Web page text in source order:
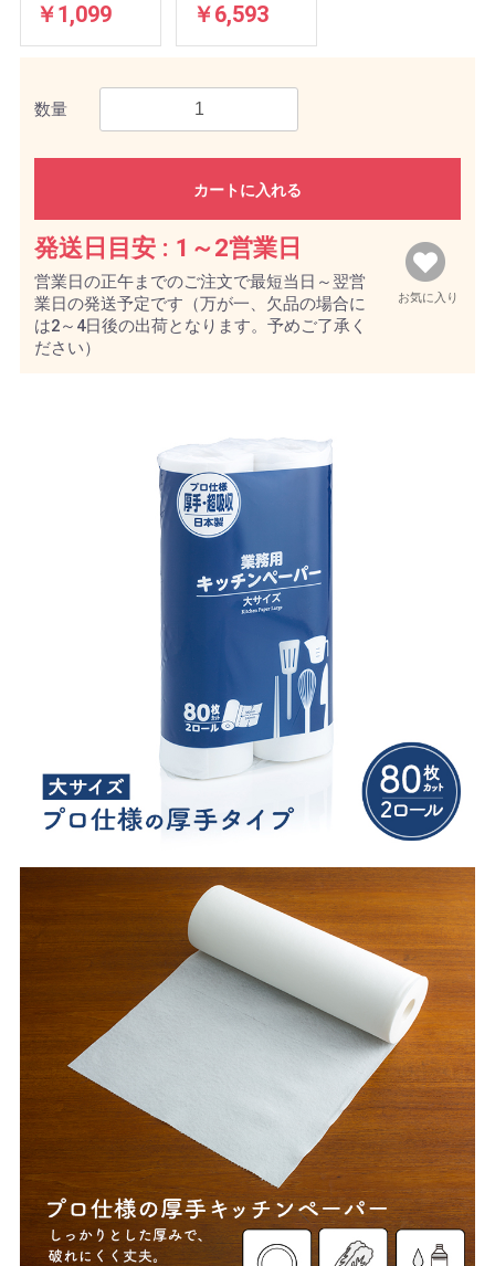
￥1,099 ￥6,593
数量
カートに入れる
お気に入り
発送日目安 : 1～2営業日
営業日の正午までのご注文で最短当日～翌営
業日の発送予定です（万が一、欠品の場合に
は2～4日後の出荷となります。予めご了承く
ださい）